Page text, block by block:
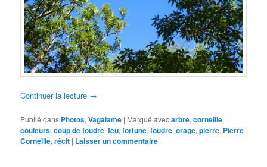
Continuer la lecture →
Publié dans Photos,Vagalame | Marqué avecarbre,corneille,
couleurs,coup de foudre,feu,fortune,foudre,orage,pierre, Pierre
Corneille,récit | Laisser un commentaire